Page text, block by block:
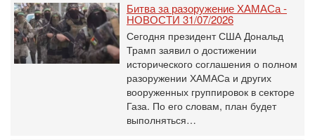
Битва за разоружение ХАМАСа -
НОВОСТИ 31/07/2026
Сегодня президент США Дональд
Трамп заявил о достижении
исторического соглашения о полном
разоружении ХАМАСа и других
вооруженных группировок в секторе
Газа. По его словам, план будет
выполняться…